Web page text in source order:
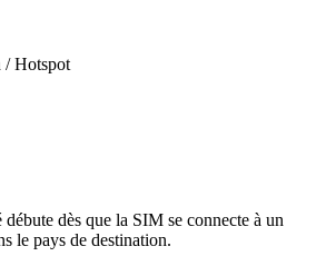
/ Hotspot
dès que la SIM se connecte à un
le pays de destination.